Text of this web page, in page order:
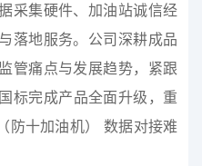
采集硬件、加油站诚信经
落地服务。公司深耕成品
管痛点与发展趋势，紧跟
标完成产品全面升级，重
防十加油机） 数据对接难